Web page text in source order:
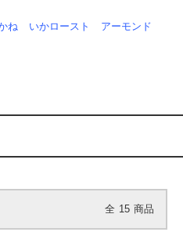
ね いかロースト アーモンド
全 15 商品